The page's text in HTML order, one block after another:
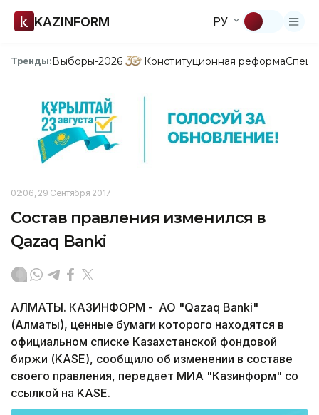
KAZINFORM РУ
Тренды:Выборы-2026 Конституционная реформа
02:06, 29 Сентября 2017
Состав правления изменился в
Qazaq Banki
АЛМАТЫ. КАЗИНФОРМ - АО "Qazaq Banki"
(Алматы), ценные бумаги которого находятся в
официальном списке Казахстанской фондовой
биржи (KASE), сообщило об изменении в составе
своего правления, передает МИА "Казинформ" со
ссылкой на KASE.